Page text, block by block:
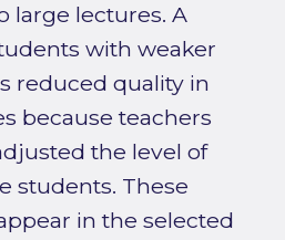
large lectures. A
with weaker
reduced quality in
because teachers
the level of
students. These
in the selected